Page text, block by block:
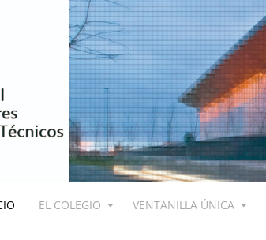
EL COLEGIO VENTANILLA ÚNICA